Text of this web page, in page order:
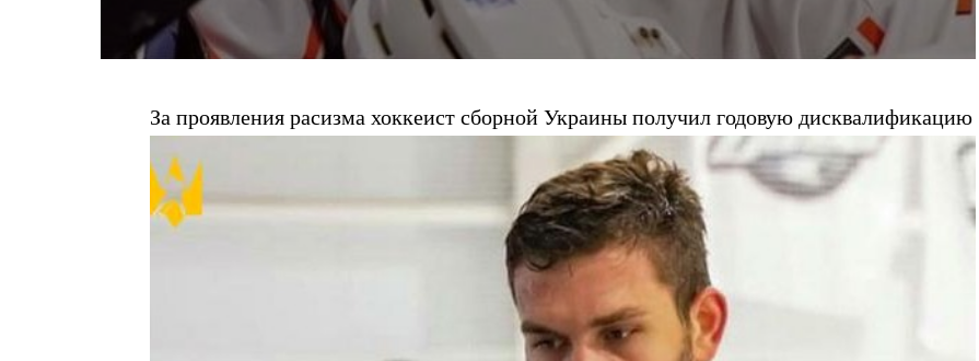
За проявления расизма хоккеист сборной Украины получил годовую дисквалификацию